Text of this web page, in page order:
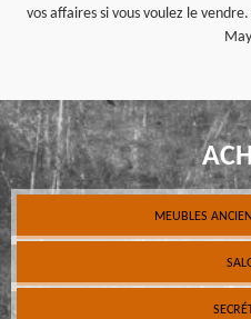
vos affaires si vous voulez le
MEUBLES